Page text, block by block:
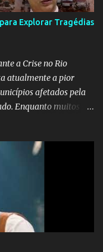
Explorar Tragédias
a Crise no Rio
atualmente a pior
afetados pela
Enquanto muitos se
diretamente
notícias falsas, como
oxigênio, causem mais
grave situação.
governo do estado
e desmentir as
federal pedir